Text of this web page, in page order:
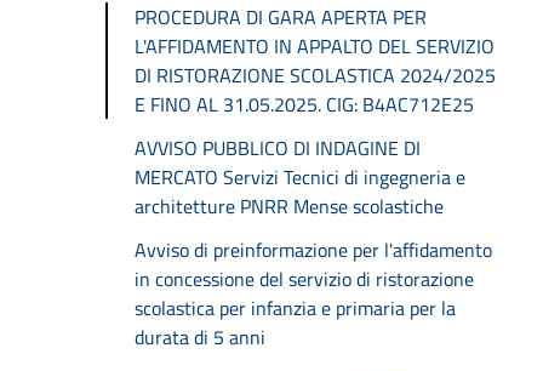
PROCEDURA DI GARA APERTA PER
L'AFFIDAMENTO IN APPALTO DEL SERVIZIO
DI RISTORAZIONE SCOLASTICA 2024/2025
E FINO AL 31.05.2025. CIG: B4AC712E25
AVVISO PUBBLICO DI INDAGINE DI
MERCATO Servizi Tecnici di ingegneria e
architetture PNRR Mense scolastiche
Avviso di preinformazione per l'affidamento
in concessione del servizio di ristorazione
scolastica per infanzia e primaria per la
durata di 5 anni